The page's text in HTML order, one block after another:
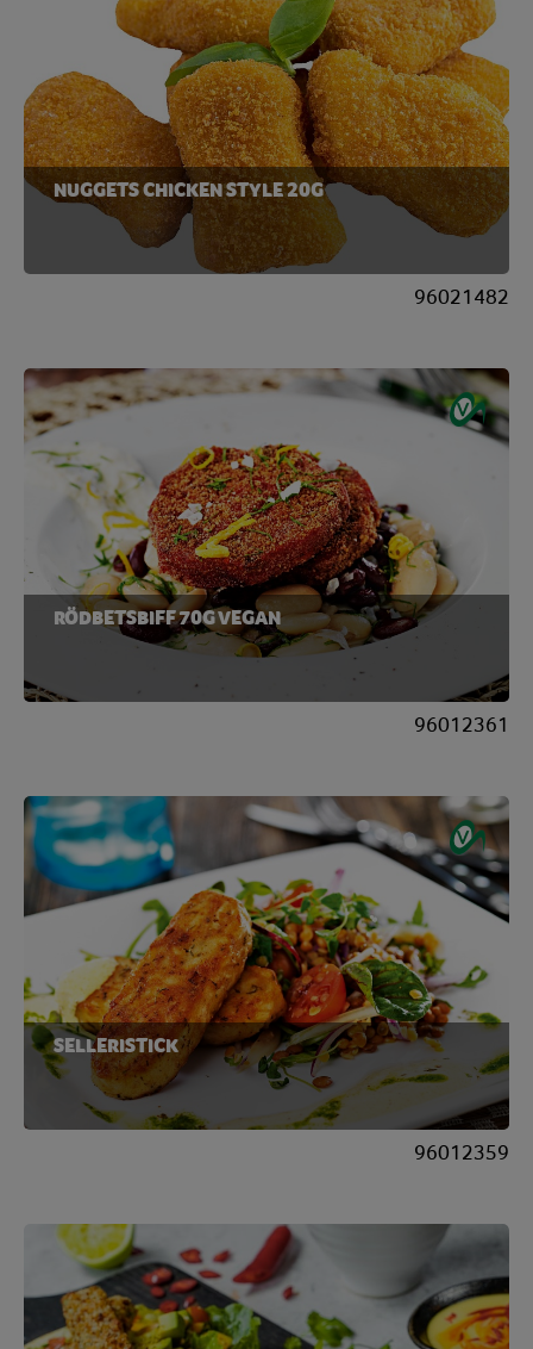
NUGGETS CHICKEN STYLE 20G
96021482
RÖDBETSBIFF 70G VEGAN
96012361
SELLERISTICK
96012359